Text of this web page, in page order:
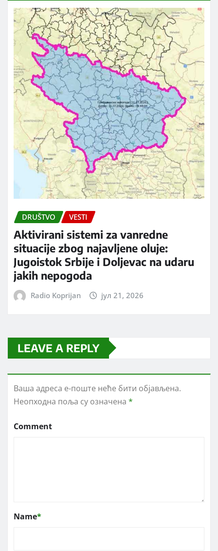
DRUŠTVO VESTI
Aktivirani sistemi za vanredne
situacije zbog najavljene oluje:
Jugoistok Srbije i Doljevac na udaru
jakih nepogoda
Radio Koprijan јул 21, 2026
LEAVE A REPLY
Ваша адреса е-поште неће бити објављена.
Неопходна поља су означена *
Comment
Name*